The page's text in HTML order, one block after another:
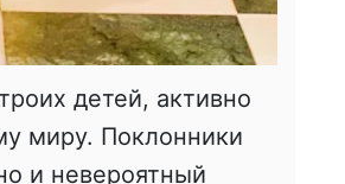
детей, активно
миру. Поклонники
и невероятный